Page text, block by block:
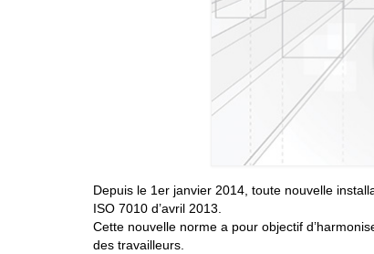
Depuis le 1er janvier 2014, toute nouvelle
ISO 7010 d’avril 2013.
Cette nouvelle norme a pour objectif
des travailleurs.